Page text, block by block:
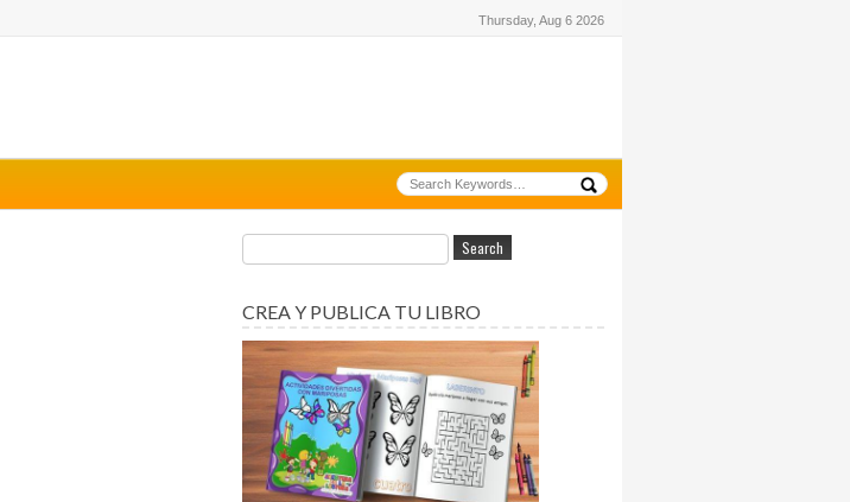
Thursday, Aug 6 2026
CREA Y PUBLICA TU LIBRO